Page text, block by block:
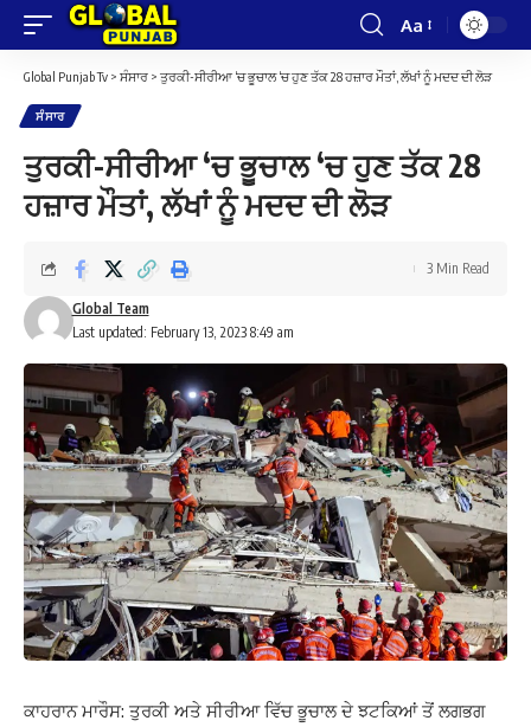
Font
Resizer
Aa
Global Punjab Tv > ਸੰਸਾਰ > ਤੁਰਕੀ-ਸੀਰੀਆ ‘ਚ ਭੂਚਾਲ ‘ਚ ਹੁਣ ਤੱਕ 28 ਹਜ਼ਾਰ ਮੌਤਾਂ, ਲੱਖਾਂ ਨੂੰ ਮਦਦ ਦੀ ਲੋੜ
ਸੰਸਾਰ
ਤੁਰਕੀ-ਸੀਰੀਆ ‘ਚ ਭੂਚਾਲ ‘ਚ ਹੁਣ ਤੱਕ 28
ਹਜ਼ਾਰ ਮੌਤਾਂ, ਲੱਖਾਂ ਨੂੰ ਮਦਦ ਦੀ ਲੋੜ
Last updated: February 13, 2023 8:49 am
Global Team
3 Min Read
ਕਾਹਰਾਨ ਮਾਰੌਸ: ਤੁਰਕੀ ਅਤੇ ਸੀਰੀਆ ਵਿੱਚ ਭੂਚਾਲ ਦੇ ਝਟਕਿਆਂ ਤੋਂ ਲਗਭਗ